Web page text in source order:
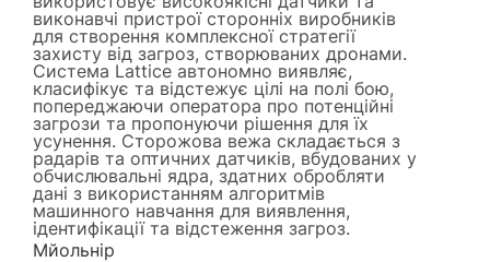
виконавчі пристрої сторонніх виробників
для створення комплексної стратегії
захисту від загроз, створюваних дронами.
Система Lattice автономно виявляє,
класифікує та відстежує цілі на полі бою,
попереджаючи оператора про потенційні
загрози та пропонуючи рішення для їх
усунення. Сторожова вежа складається з
радарів та оптичних датчиків, вбудованих у
обчислювальні ядра, здатних обробляти
дані з використанням алгоритмів
машинного навчання для виявлення,
ідентифікації та відстеження загроз.
Мйольнір